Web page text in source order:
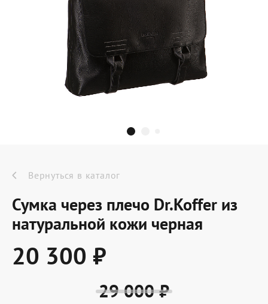
Женская коллекция
Подарки и сувениры
Подарочные карты
Dr.Koffer Outlet
Новинки
Акции
О компании
Вернуться в каталог
Сумка через плечо Dr.Koffer из
натуральной кожи черная
20 300 ₽
29 000 ₽